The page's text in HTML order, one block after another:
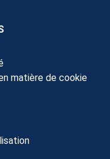
matière de cookie